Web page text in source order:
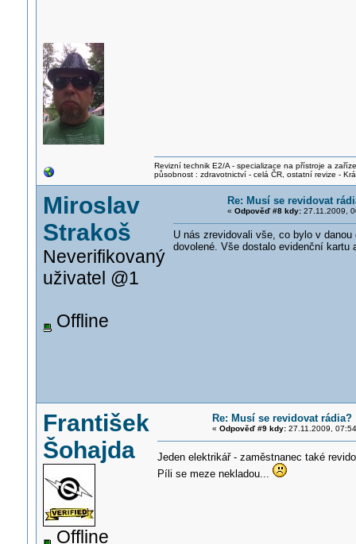
Revizní technik E2/A - specializace na přístroje a
působnost : zdravotnictví - celá ČR, ostatní revize -
Miroslav
Strakoš
Neverifikovaný
uživatel @1
Offline
Re: Musí se revidovat
« Odpověď #8 kdy:27.11.2009,
U nás zrevidovali vše, co bylo v
dovolené. Vše dostalo evidenční kartu
František
Šohajda
Offline
Re: Musí se revidovat rádia?
« Odpověď #9 kdy:27.11.2009,
Jeden elektrikář - zaměstnanec také
Píli se meze nekladou...